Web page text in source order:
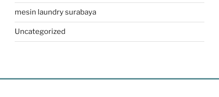
mesin laundry surabaya
Uncategorized